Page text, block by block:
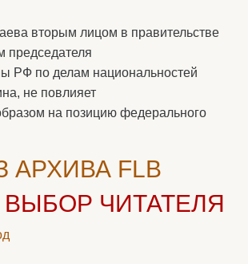
вторым лицом в правительстве
председателя
РФ по делам национальностей
не повлияет
на позицию федерального
АРХИВА FLB
ВЫБОР ЧИТАТЕЛЯ